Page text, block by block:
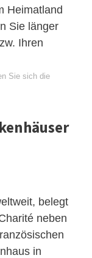
Heimatland
Sie länger
Ihren
Sie sich die
belegt
neben
in